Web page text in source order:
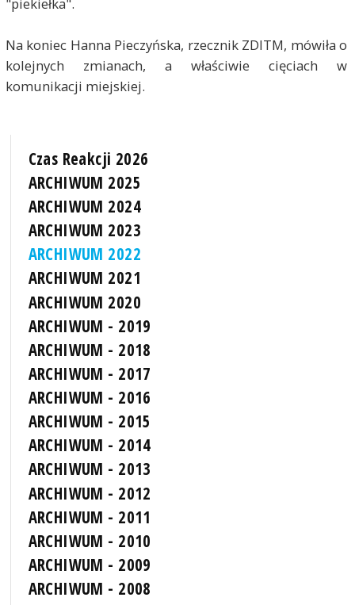
Na koniec Hanna Pieczyńska, rzecznik ZDITM, mówiła o
kolejnych zmianach, a właściwie cięciach w
komunikacji miejskiej.
Czas Reakcji 2026
ARCHIWUM 2025
ARCHIWUM 2024
ARCHIWUM 2023
ARCHIWUM 2022
ARCHIWUM 2021
ARCHIWUM 2020
ARCHIWUM - 2019
ARCHIWUM - 2018
ARCHIWUM - 2017
ARCHIWUM - 2016
ARCHIWUM - 2015
ARCHIWUM - 2014
ARCHIWUM - 2013
ARCHIWUM - 2012
ARCHIWUM - 2011
ARCHIWUM - 2010
ARCHIWUM - 2009
ARCHIWUM - 2008